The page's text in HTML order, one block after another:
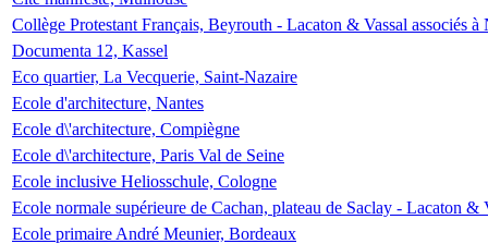
Collège Protestant Français, Beyrouth - Lacaton & Vassal associés
Documenta 12, Kassel
Eco quartier, La Vecquerie, Saint-Nazaire
Ecole d'architecture, Nantes
Ecole d\'architecture, Compiègne
Ecole d\'architecture, Paris Val de Seine
Ecole inclusive Heliosschule, Cologne
Ecole normale supérieure de Cachan, plateau de Saclay - Lacaton &
Ecole primaire André Meunier, Bordeaux